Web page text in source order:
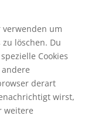
um
löschen. Du
Cookies
derart
wirst,
weitere